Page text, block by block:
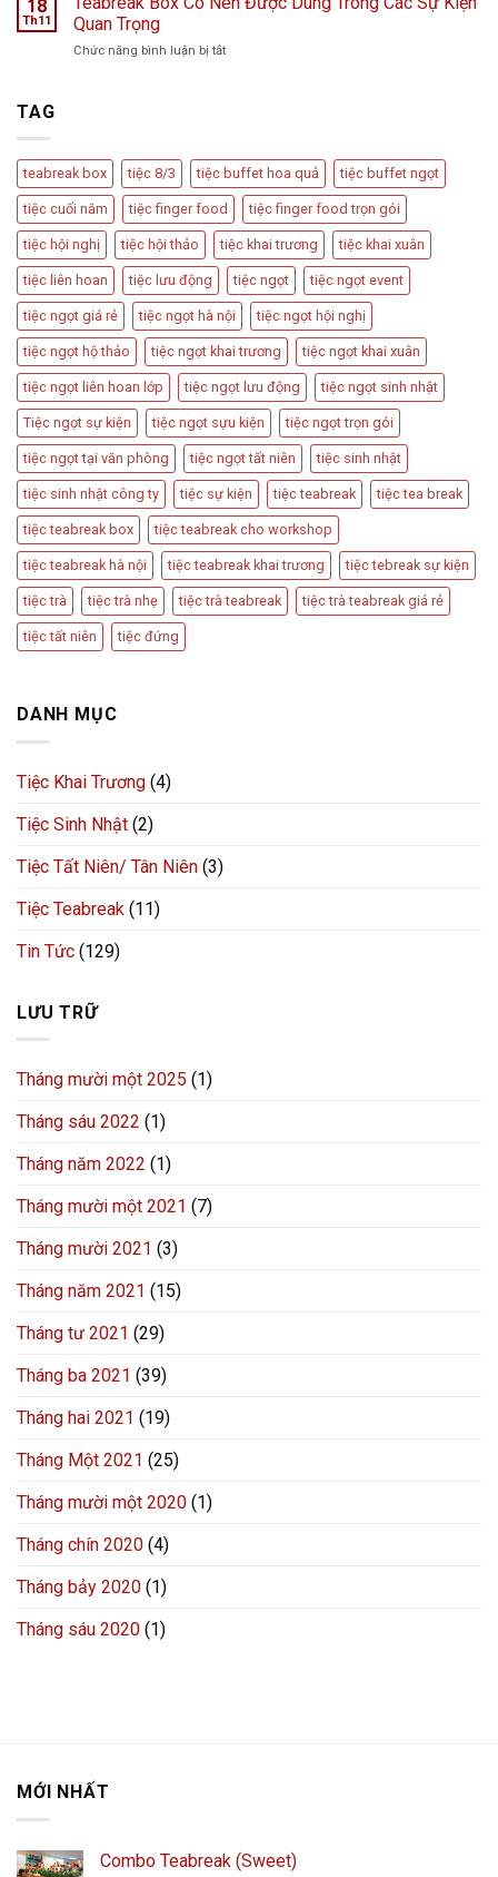
Cầu
Ngọt
Trà
Kế
Bàn
Tiệc
Hấp
Dẫn
18
Th11
Quan Trọng
Chức năng bình luận bị tắtở
Dùng
Trong
Các
Sự
Kiện
Quan
Trọng
TAG
teabreak box tiệc 8/3 tiệc buffet hoa quả tiệc buffet ngọt
tiệc cuối năm tiệc finger food tiệc finger food trọn gói
tiệc hội nghị tiệc hội thảo tiệc khai trương tiệc khai xuân
tiệc liên hoan tiệc lưu động tiệc ngọt tiệc ngọt event
tiệc ngọt giá rẻ tiệc ngọt hà nội tiệc ngọt hội nghị
tiệc ngọt hộ thảo tiệc ngọt khai trương tiệc ngọt khai xuân
tiệc ngọt liên hoan lớp tiệc ngọt lưu động tiệc ngọt sinh nhật
Tiệc ngọt sự kiện tiệc ngọt sựu kiện tiệc ngọt trọn gói
tiệc ngọt tại văn phòng tiệc ngọt tất niên tiệc sinh nhật
tiệc sinh nhật công ty tiệc sự kiện tiệc teabreak tiệc tea break
tiệc teabreak box tiệc teabreak cho workshop
tiệc teabreak hà nội tiệc teabreak khai trương tiệc tebreak sự kiện
tiệc trà tiệc trà nhẹ tiệc trà teabreak tiệc trà teabreak giá rẻ
tiệc tất niên tiệc đứng
DANH MỤC
Tiệc Khai Trương (4)
Tiệc Sinh Nhật (2)
Tiệc Tất Niên/ Tân Niên (3)
Tiệc Teabreak (11)
Tin Tức (129)
LƯU TRỮ
Tháng mười một 2025 (1)
Tháng sáu 2022 (1)
Tháng năm 2022 (1)
Tháng mười một 2021 (7)
Tháng mười 2021 (3)
Tháng năm 2021 (15)
Tháng tư 2021 (29)
Tháng ba 2021 (39)
Tháng hai 2021 (19)
Tháng Một 2021 (25)
Tháng mười một 2020 (1)
Tháng chín 2020 (4)
Tháng bảy 2020 (1)
Tháng sáu 2020 (1)
MỚI NHẤT
Combo Teabreak (Sweet)